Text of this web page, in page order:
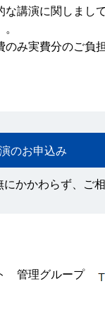
な講演に関しまし
み実費分のご負
のお申込み
かかわらず、ご
管理グループ